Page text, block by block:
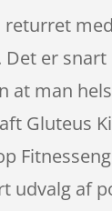
returret
Det er snart
at man
Gluteus
udvalg af